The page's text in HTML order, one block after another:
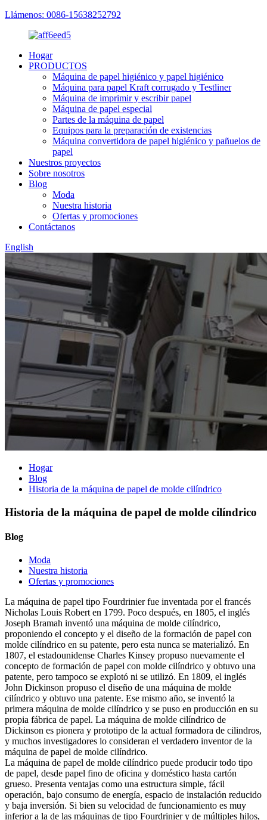
Llámenos: 0086-15638252792
Hogar
PRODUCTOS
Máquina de papel higiénico y papel higiénico
Máquina para papel Kraft corrugado y Testliner
Máquina de imprimir y escribir papel
Máquina de papel especial
Partes de la máquina de papel
Equipos para la preparación de existencias
Máquina convertidora de papel higiénico y pañuelos de
papel
Nuestros proyectos
Sobre nosotros
Blog
Moda
Nuestra historia
Ofertas y promociones
Contáctanos
English
Hogar
Blog
Historia de la máquina de papel de molde cilíndrico
Historia de la máquina de papel de molde cilíndrico
Blog
Moda
Nuestra historia
Ofertas y promociones
La máquina de papel tipo Fourdrinier fue inventada por el francés
Nicholas Louis Robert en 1799. Poco después, en 1805, el inglés
Joseph Bramah inventó una máquina de molde cilíndrico,
proponiendo el concepto y el diseño de la formación de papel con
molde cilíndrico en su patente, pero esta nunca se materializó. En
1807, el estadounidense Charles Kinsey propuso nuevamente el
concepto de formación de papel con molde cilíndrico y obtuvo una
patente, pero tampoco se explotó ni se utilizó. En 1809, el inglés
John Dickinson propuso el diseño de una máquina de molde
cilíndrico y obtuvo una patente. Ese mismo año, se inventó la
primera máquina de molde cilíndrico y se puso en producción en su
propia fábrica de papel. La máquina de molde cilíndrico de
Dickinson es pionera y prototipo de la actual formadora de cilindros,
y muchos investigadores lo consideran el verdadero inventor de la
máquina de papel de molde cilíndrico.
La máquina de papel de molde cilíndrico puede producir todo tipo
de papel, desde papel fino de oficina y doméstico hasta cartón
grueso. Presenta ventajas como una estructura simple, fácil
operación, bajo consumo de energía, espacio de instalación reducido
y baja inversión. Si bien su velocidad de funcionamiento es muy
inferior a la de las máquinas de tipo Fourdrinier y de múltiples hilos,